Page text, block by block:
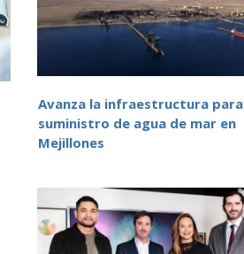
Avanza la infraestructura para
suministro de agua de mar en
Mejillones